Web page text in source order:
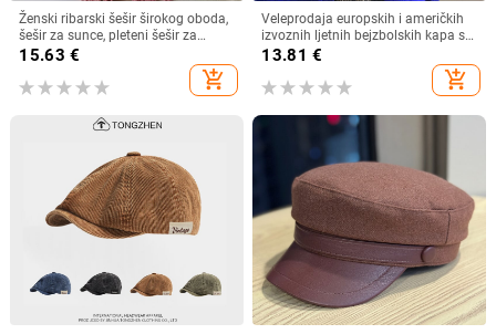
Ženski ribarski šešir širokog oboda,
šešir za sunce, pleteni šešir za
sunce, šešir za odmor na plaži, šešir
15.63 €
add_shopping_cart
Veleprodaja europskih i američkih
izvoznih ljetnih bejzbolskih kapa s
vezicom na leđima, vanjski šešir,
13.81 €
add_shopping_cart